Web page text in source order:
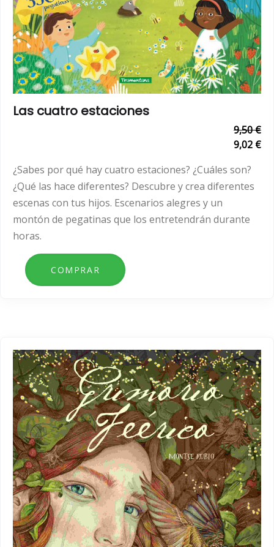
Las cuatro estaciones
9,50 €
9,02 €
¿Sabes por qué hay cuatro estaciones? ¿Cuáles son?
¿Qué las hace diferentes? Descubre y crea diferentes
escenas con tus hijos. Escenarios alegres y un
montón de pegatinas que los entretendrán durante
horas.